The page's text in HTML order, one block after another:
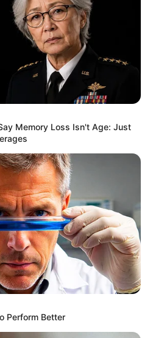
Memory Loss Isn't Age: Just
Perform Better